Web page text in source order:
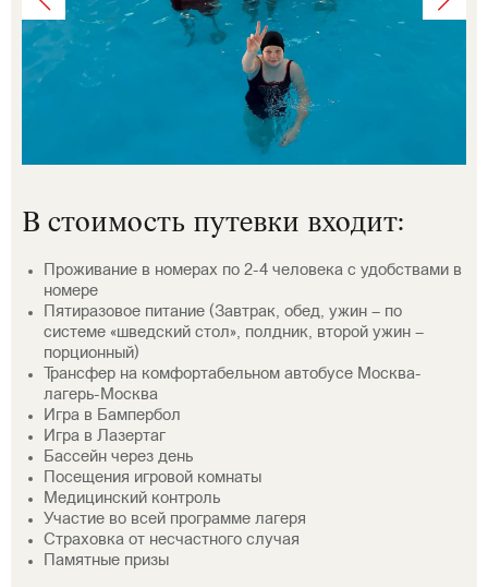
В стоимость путевки входит:
Проживание в номерах по 2-4 человека с удобствами в
номере
Пятиразовое питание (Завтрак, обед, ужин – по
системе «шведский стол», полдник, второй ужин –
порционный)
Трансфер на комфортабельном автобусе Москва-
лагерь-Москва
Игра в Бампербол
Игра в Лазертаг
Бассейн через день
Посещения игровой комнаты
Медицинский контроль
Участие во всей программе лагеря
Страховка от несчастного случая
Памятные призы